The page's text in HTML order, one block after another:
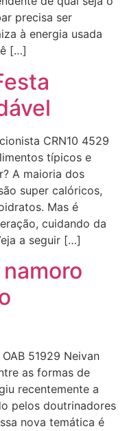
precisa ser
à energia usada
[…]
CRN10 4529
típicos e
A maioria dos
super calóricos,
Mas é
cuidando da
a seguir […]
51929 Neivan
as formas de
recentemente a
pelos doutrinadores
nova temática é